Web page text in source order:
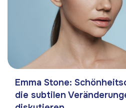
Emma Stone:
die subtilen